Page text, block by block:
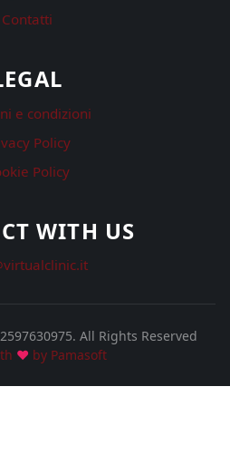
Contatti
e condizioni
Policy
Policy
WITH US
All Rights Reserved
♥ by Pamasoft